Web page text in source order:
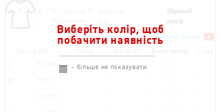
Виберіть колір, щоб
побачити наявність
- більше не показувати
Обраний
Як підібрати розмір